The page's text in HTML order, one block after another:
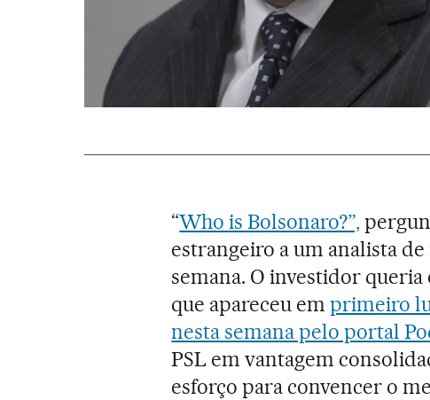
“Who is Bolsonaro?”,
estrangeiro a um analista
semana. O investidor
que apareceu emprimeiro
nesta semana pelo portal
PSL em vantagem
esforço para convencer o